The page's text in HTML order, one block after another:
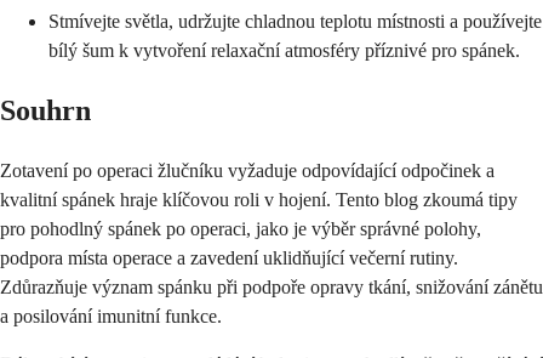
Stmívejte světla, udržujte chladnou teplotu místnosti a používejte
bílý šum k vytvoření relaxační atmosféry příznivé pro spánek.
Souhrn
Zotavení po operaci žlučníku vyžaduje odpovídající odpočinek a
kvalitní spánek hraje klíčovou roli v hojení. Tento blog zkoumá tipy
pro pohodlný spánek po operaci, jako je výběr správné polohy,
podpora místa operace a zavedení uklidňující večerní rutiny.
Zdůrazňuje význam spánku při podpoře opravy tkání, snižování zánětu
a posilování imunitní funkce.